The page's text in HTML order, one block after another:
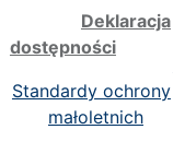
Deklaracja
dostępności
Standardy ochrony
małoletnich